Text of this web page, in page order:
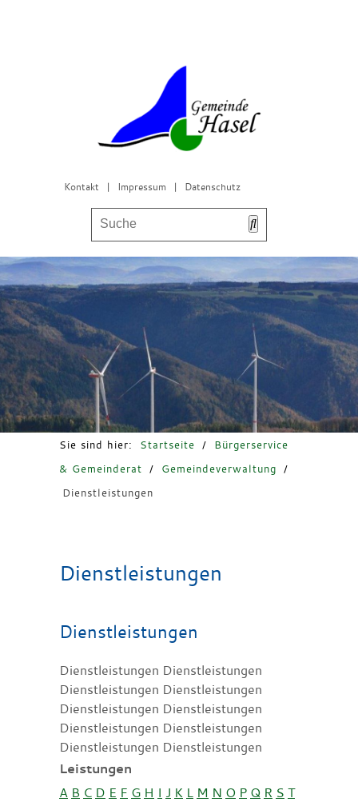
Kontakt | Impressum | Datenschutz
Bürgerservice & Gemeinderat
Leben in Hasel
Freizeit & Tourismus
Sie sind hier: Startseite /
Bürgerservice
& Gemeinderat
/ Gemeindeverwaltung
/
Dienstleistungen
Dienstleistungen
Dienstleistungen
Dienstleistungen Dienstleistungen
Dienstleistungen Dienstleistungen
Dienstleistungen Dienstleistungen
Dienstleistungen Dienstleistungen
Dienstleistungen Dienstleistungen
Leistungen
A B C D E F G H I J K L M N O P Q R S T